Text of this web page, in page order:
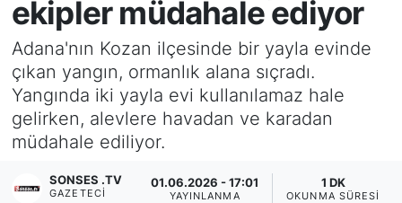
ekipler müdahale ediyor
Adana'nın Kozan ilçesinde bir yayla evinde
çıkan yangın, ormanlık alana sıçradı.
Yangında iki yayla evi kullanılamaz hale
gelirken, alevlere havadan ve karadan
müdahale ediliyor.
SONSES .TV
GAZETECI
01.06.2026 - 17:01
YAYINLANMA
1 DK
OKUNMA SÜRESI
DÜNYA
KÜLTÜR - SANAT
MAGAZİN
SAĞLIK
Süper Lig Puan Durumu ve Fikstür
Tüm Manşetler
Son Dakika Haberleri
Haber Arşivi